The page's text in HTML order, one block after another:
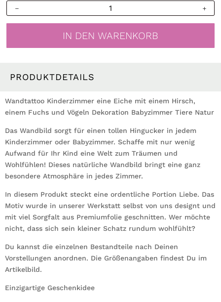
Kinderzimmer
und
Dekoration
Babyzimmer
Natur
Menge
IN DEN WARENKORB
PRODUKTDETAILS
Wandtattoo Kinderzimmer eine Eiche mit einem Hirsch,
einem Fuchs und Vögeln Dekoration Babyzimmer Tiere Natur
Das Wandbild sorgt für einen tollen Hingucker in jedem
Kinderzimmer oder Babyzimmer. Schaffe mit nur wenig
Aufwand für Ihr Kind eine Welt zum Träumen und
Wohlfühlen! Dieses natürliche Wandbild bringt eine ganz
besondere Atmosphäre in jedes Zimmer.
In diesem Produkt steckt eine ordentliche Portion Liebe. Das
Motiv wurde in unserer Werkstatt selbst von uns designt und
mit viel Sorgfalt aus Premiumfolie geschnitten. Wer möchte
nicht, dass sich sein kleiner Schatz rundum wohlfühlt?
Du kannst die einzelnen Bestandteile nach Deinen
Vorstellungen anordnen. Die Größenangaben findest Du im
Artikelbild.
Einzigartige Geschenkidee